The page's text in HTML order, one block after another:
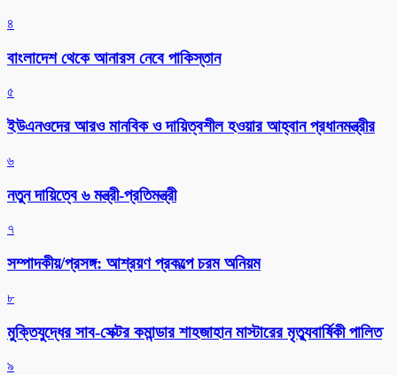
৪
বাংলাদেশ থেকে আনারস নেবে পাকিস্তান
৫
ইউএনওদের আরও মানবিক ও দায়িত্বশীল হওয়ার আহ্বান প্রধানমন্ত্রীর
৬
নতুন দায়িত্বে ৬ মন্ত্রী-প্রতিমন্ত্রী
৭
সম্পাদকীয়/প্রসঙ্গ: আশ্রয়ণ প্রকল্পে চরম অনিয়ম
৮
মুক্তিযুদ্ধের সাব-সেক্টর কমান্ডার শাহজাহান মাস্টারের মৃত্যুবার্ষিকী পালিত
৯